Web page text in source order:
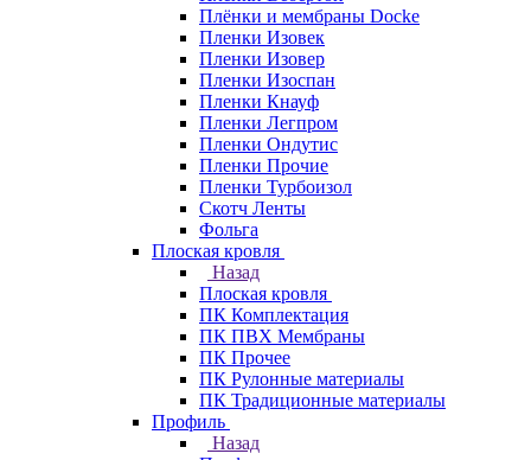
Плёнки и мембраны Docke
Пленки Изовек
Пленки Изовер
Пленки Изоспан
Пленки Кнауф
Пленки Легпром
Пленки Ондутис
Пленки Прочие
Пленки Турбоизол
Скотч Ленты
Фольга
Плоская кровля
Назад
Плоская кровля
ПК Комплектация
ПК ПВХ Мембраны
ПК Прочее
ПК Рулонные материалы
ПК Традиционные материалы
Профиль
Назад